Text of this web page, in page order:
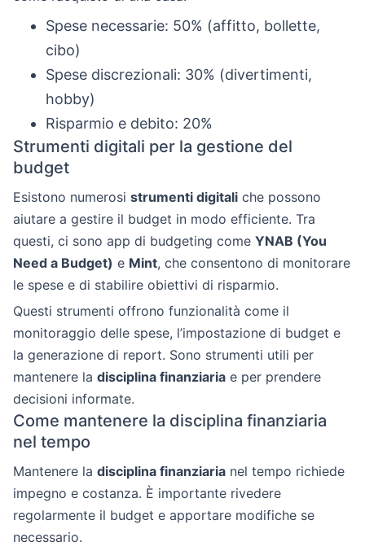
Spese necessarie: 50% (affitto, bollette,
cibo)
Spese discrezionali: 30% (divertimenti,
hobby)
Risparmio e debito: 20%
Strumenti digitali per la gestione del
budget
Esistono numerosi strumenti digitali che possono
aiutare a gestire il budget in modo efficiente. Tra
questi, ci sono app di budgeting come YNAB (You
Need a Budget) e Mint, che consentono di monitorare
le spese e di stabilire obiettivi di risparmio.
Questi strumenti offrono funzionalità come il
monitoraggio delle spese, l’impostazione di budget e
la generazione di report. Sono strumenti utili per
mantenere la disciplina finanziaria e per prendere
decisioni informate.
Come mantenere la disciplina finanziaria
nel tempo
Mantenere la disciplina finanziaria nel tempo richiede
impegno e costanza. È importante rivedere
regolarmente il budget e apportare modifiche se
necessario.